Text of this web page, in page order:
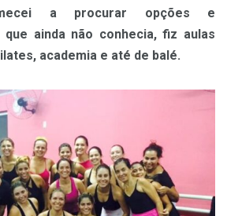
a procurar opções e
ainda não conhecia, fiz aulas
academia e até de balé.